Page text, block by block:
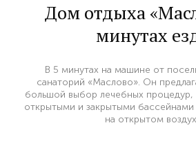
Дом отдыха
минутах
В 5 минутах на машине от
санаторий «Маслово». Он
большой выбор лечебных
открытыми и закрытыми
на открытом